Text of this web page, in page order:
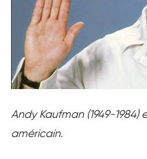
Andy Kaufman (1949-
américain.